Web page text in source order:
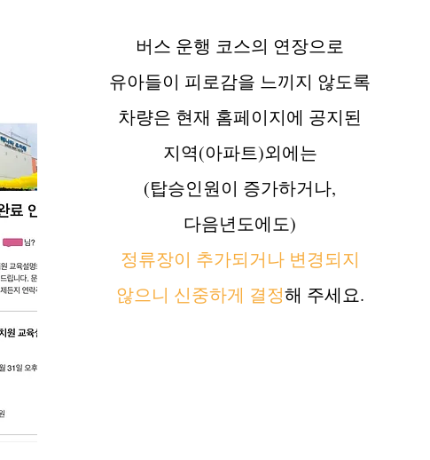
버스 운행 코스의 연장으로
유아들이 피로감을 느끼지 않도록
차량은 현재 홈페이지에 공지된
지역(아파트)외에는
(탑승인원이 증가하거나,
다음년도에도)
정류장이 추가되거나 변경되지
않으니 신중하게 결정해 주세요.